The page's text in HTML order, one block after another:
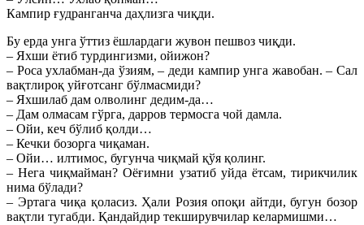
Кампир ғудранганча даҳлизга чиқди.
Бу ерда унга ўттиз ёшлардаги жувон пешвоз чиқди.
– Яхши ётиб турдингизми, ойижон?
– Роса ухлабман-да ўзиям, – деди кампир унга жавобан. – Сал
вақтлироқ уйғотсанг бўлмасмиди?
– Яхшилаб дам олволинг дедим-да…
– Дам олмасам гўрга, дарров термосга чой дамла.
– Ойи, кеч бўлиб қолди…
– Кечки бозорга чиқаман.
– Ойи… илтимос, бугунча чиқмай қўя қолинг.
– Нега чиқмайман? Оёғимни узатиб уйда ётсам, тирикчилик
нима бўлади?
– Эртага чиқа қоласиз. Ҳали Розия опоқи айтди, бугун бозор
вақтли тугабди. Қандайдир текширувчилар келармишми…